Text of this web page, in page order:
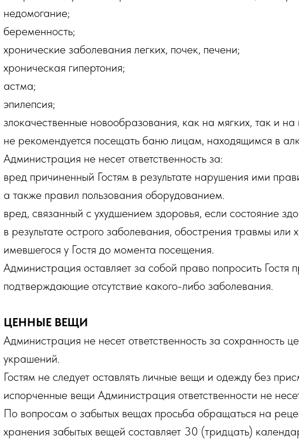
недомогание;
беременность;
хронические заболевания легких, почек, печени;
хроническая гипертония;
астма;
эпилепсия;
злокачественные новообразования, как на мягких, так и на
не рекомендуется посещать баню лицам, находящимся в
Администрация не несет ответственность за:
вред причиненный Гостям в результате нарушения ими
а также правил пользования оборудованием.
вред, связанный с ухудшением здоровья, если состояние
в результате острого заболевания, обострения травмы или
имевшегося у Гостя до момента посещения.
Администрация оставляет за собой право попросить Гостя
подтверждающие отсутствие какого-либо заболевания.
ЦЕННЫЕ ВЕЩИ
Администрация не несет ответственность за сохранность
украшений.
Гостям не следует оставлять личные вещи и одежду без
испорченные вещи Администрация ответственности не
По вопросам о забытых вещах просьба обращаться на
хранения забытых вещей составляет 30 (тридцать)